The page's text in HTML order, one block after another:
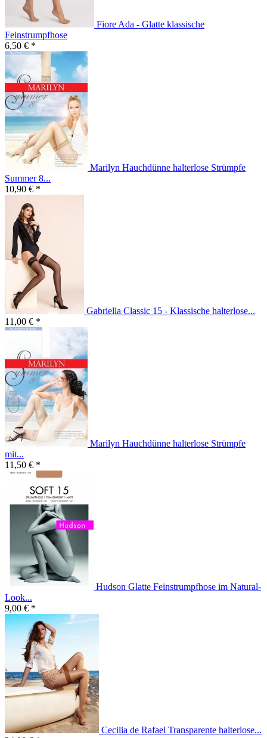
Fiore Ada - Glatte klassische
Feinstrumpfhose
6,50 € *
Marilyn Hauchdünne halterlose Strümpfe
Summer 8...
10,90 € *
Gabriella Classic 15 - Klassische halterlose...
11,00 € *
Marilyn Hauchdünne halterlose Strümpfe
mit...
11,50 € *
Hudson Glatte Feinstrumpfhose im Natural-
Look...
9,00 € *
Cecilia de Rafael Transparente halterlose...